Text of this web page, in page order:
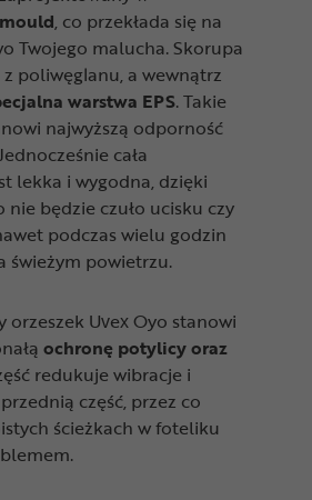
, co przekłada się na
Twojego malucha. Skorupa
poliwęglanu, a wewnątrz
warstwa EPS. Takie
najwyższą odporność
cała
lekka i wygodna, dzięki
nie będzie czuło ucisku czy
podczas wielu godzin
świeżym powietrzu.
orzeszek Uvex Oyo stanowi
ochronę potylicy oraz
redukuje wibracje i
część, przez co
ścieżkach w foteliku